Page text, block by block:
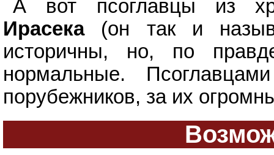
А вот псоглавцы из
Ирасека(он так и
историчны, но, по
нормальные.
порубежников, за их